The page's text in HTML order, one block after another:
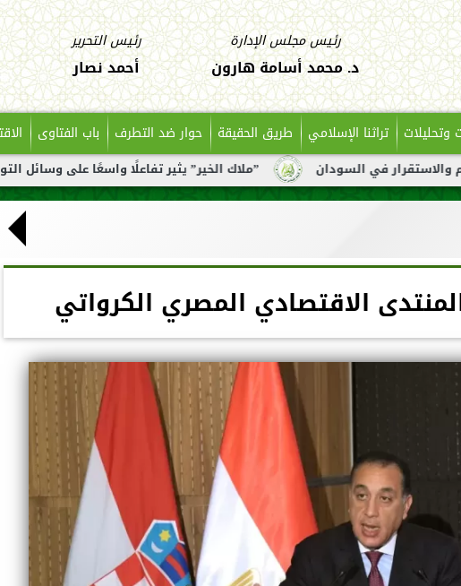
رئيس مجلس الإدارة
د. محمد أسامة هارون
رئيس التحرير
أحمد نصار
وتحليلات تراثنا الإسلامي طريق الحقيقة حوار ضد التطرف باب الفتاوى
”ملاك الخير” يثير تفاعلًا واسعًا على وسائل التواصل بعد
الاقتصادي المصري الكرواتي